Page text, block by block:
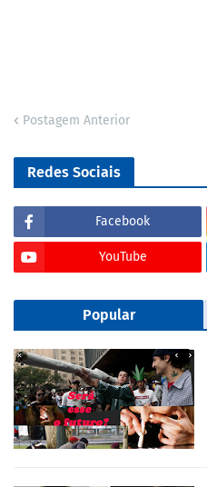
Postagem Anterior
Redes Sociais
Facebook
YouTube
Popular